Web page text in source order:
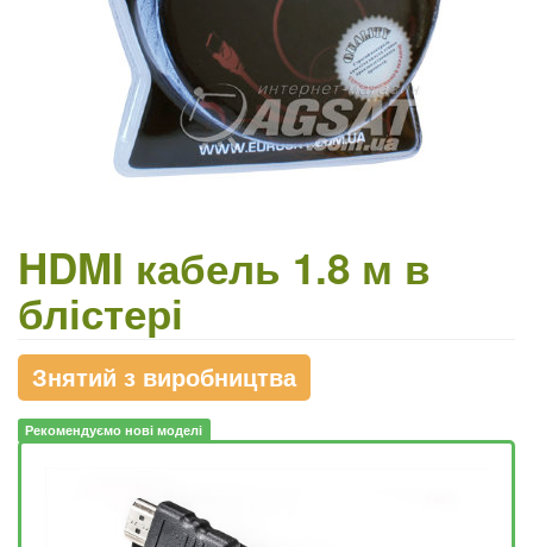
HDMI кабель 1.8 м в
блістері
Знятий з виробництва
Рекомендуємо нові моделі